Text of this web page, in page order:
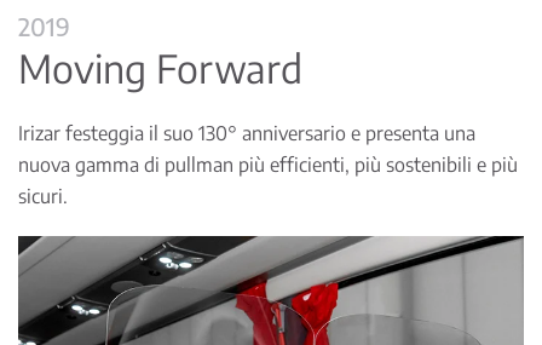
2019
Moving Forward
Irizar festeggia il suo 130° anniversario e presenta una
nuova gamma di pullman più efficienti, più sostenibili e più
sicuri.